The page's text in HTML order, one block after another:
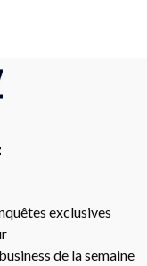
exclusives
de la semaine